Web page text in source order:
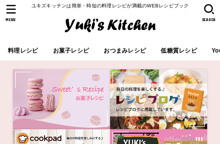
ユキズキッチンは簡単・時短の料理レシピが満載のWEBレシピブック
料理レシピ お菓子レシピ おつまみレシピ 低糖質レシピ
SEARCH
MENU